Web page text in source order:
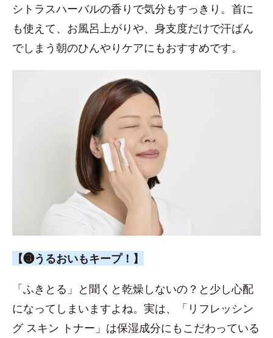
シトラスハーバルの香りで気分もすっきり。首に
も使えて、お風呂上がりや、身支度だけで汗ばん
でしまう朝のひんやりケアにもおすすめです。
【❸うるおいもキープ！】
「ふきとる」と聞くと乾燥しないの？と少し心配
になってしまいますよね。実は、「リフレッシン
グ スキン トナー」は保湿成分にもこだわっている